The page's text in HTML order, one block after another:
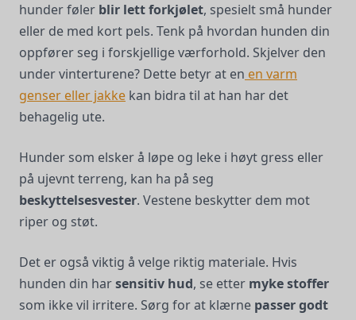
hunder føler blir lett forkjølet, spesielt små hunder
eller de med kort pels. Tenk på hvordan hunden din
oppfører seg i forskjellige værforhold. Skjelver den
under vinterturene? Dette betyr at en en varm
genser eller jakke kan bidra til at han har det
behagelig ute.
Hunder som elsker å løpe og leke i høyt gress eller
på ujevnt terreng, kan ha på seg
beskyttelsesvester. Vestene beskytter dem mot
riper og støt.
Det er også viktig å velge riktig materiale. Hvis
hunden din harsensitiv hud, se etter myke stoffer
som ikke vil irritere. Sørg for at klærne passer godt